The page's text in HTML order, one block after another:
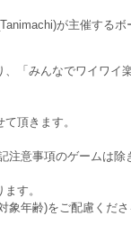
が主催するボ
「みんなでワイワイ
頂きます。
注意事項のゲームは除
す。
象年齢)をご配慮くださ